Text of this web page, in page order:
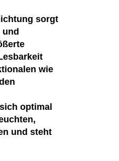
sorgt
wie
optimal
und steht